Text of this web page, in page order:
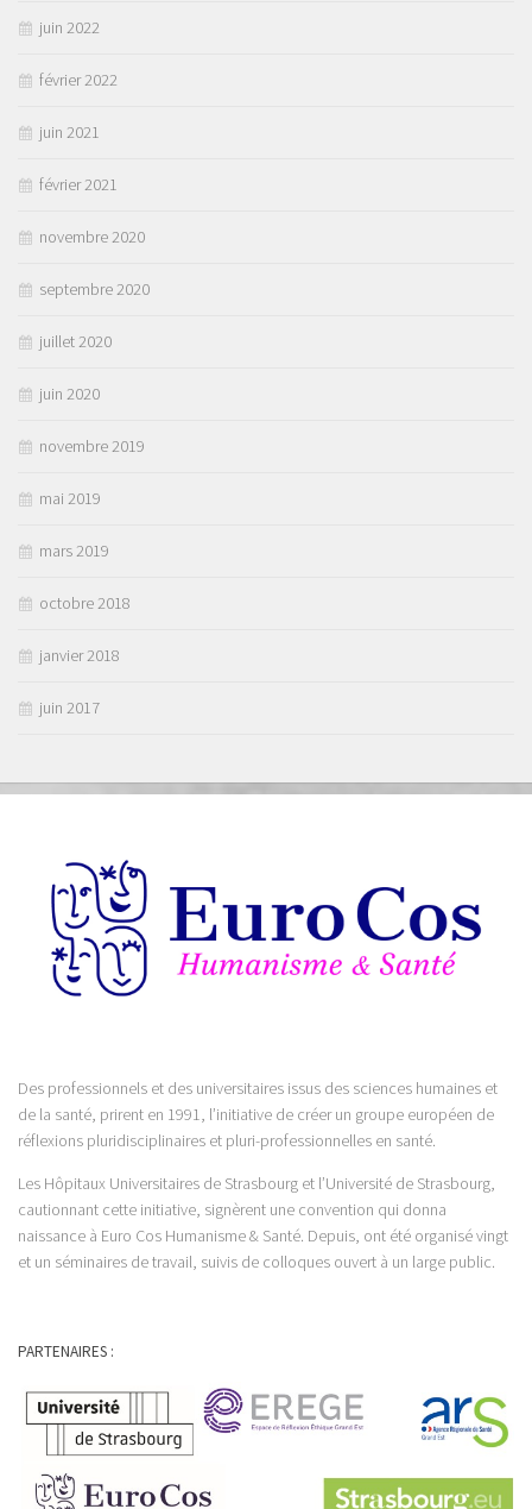
juin 2022
février 2022
juin 2021
février 2021
novembre 2020
septembre 2020
juillet 2020
juin 2020
novembre 2019
mai 2019
mars 2019
octobre 2018
janvier 2018
juin 2017
Des professionnels et des universitaires issus des sciences humaines et
de la santé, prirent en 1991, l’initiative de créer un groupe européen de
réflexions pluridisciplinaires et pluri-professionnelles en santé.
Les Hôpitaux Universitaires de Strasbourg et l’Université de Strasbourg,
cautionnant cette initiative, signèrent une convention qui donna
naissance à Euro Cos Humanisme & Santé. Depuis, ont été organisé vingt
et un séminaires de travail, suivis de colloques ouvert à un large public.
PARTENAIRES :